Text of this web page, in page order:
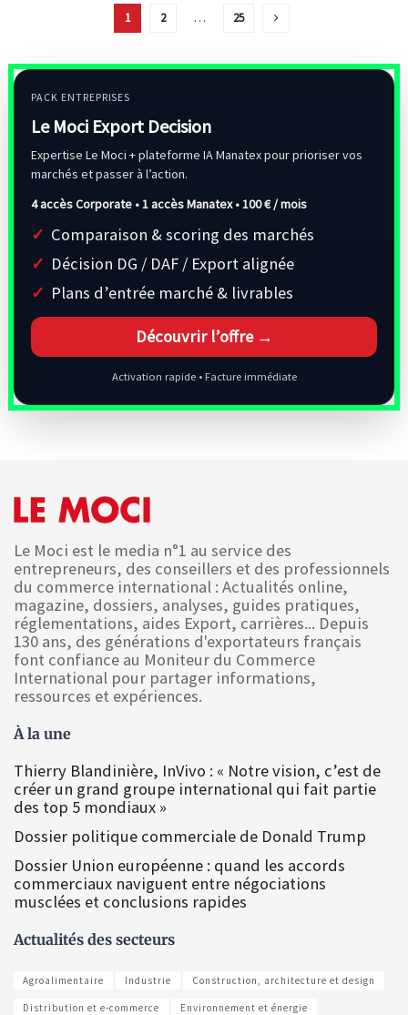
1 2 … 25
PACK ENTREPRISES
Le Moci Export Decision
Expertise Le Moci + plateforme IA Manatex pour prioriser vos
marchés et passer à l’action.
4 accès Corporate • 1 accès Manatex •100 € / mois
Comparaison & scoring des marchés
Décision DG / DAF / Export alignée
Plans d’entrée marché & livrables
Découvrir l’offre →
Activation rapide • Facture immédiate
Le Moci est le media n°1 au service des
entrepreneurs, des conseillers et des professionnels
du commerce international : Actualités online,
magazine, dossiers, analyses, guides pratiques,
réglementations, aides Export, carrières... Depuis
130 ans, des générations d'exportateurs français
font confiance au Moniteur du Commerce
International pour partager informations,
ressources et expériences.
À la une
Thierry Blandinière, InVivo : « Notre vision, c’est de
créer un grand groupe international qui fait partie
des top 5 mondiaux »
Dossier politique commerciale de Donald Trump
Dossier Union européenne : quand les accords
commerciaux naviguent entre négociations
musclées et conclusions rapides
Actualités des secteurs
Agroalimentaire Industrie Construction, architecture et design
Distribution et e-commerce Environnement et énergie